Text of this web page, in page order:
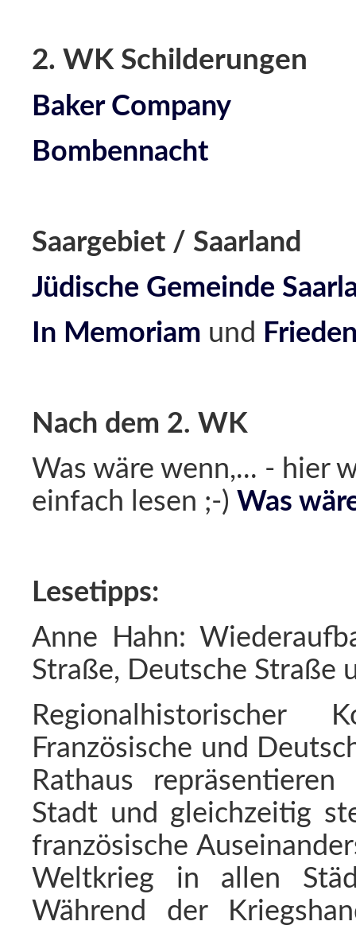
2. WK Schilderungen
Baker Company
Bombennacht
Saargebiet / Saarland
Jüdische Gemeinde
In Memoriam und
Nach dem 2. WK
Was wäre wenn,... - hier
einfach lesen ;-) Was
Lesetipps:
Anne Hahn:
Straße, Deutsche Straße
Französische und
Rathaus
Stadt und gleichzeitig
französische
Weltkrieg in allen
Während der